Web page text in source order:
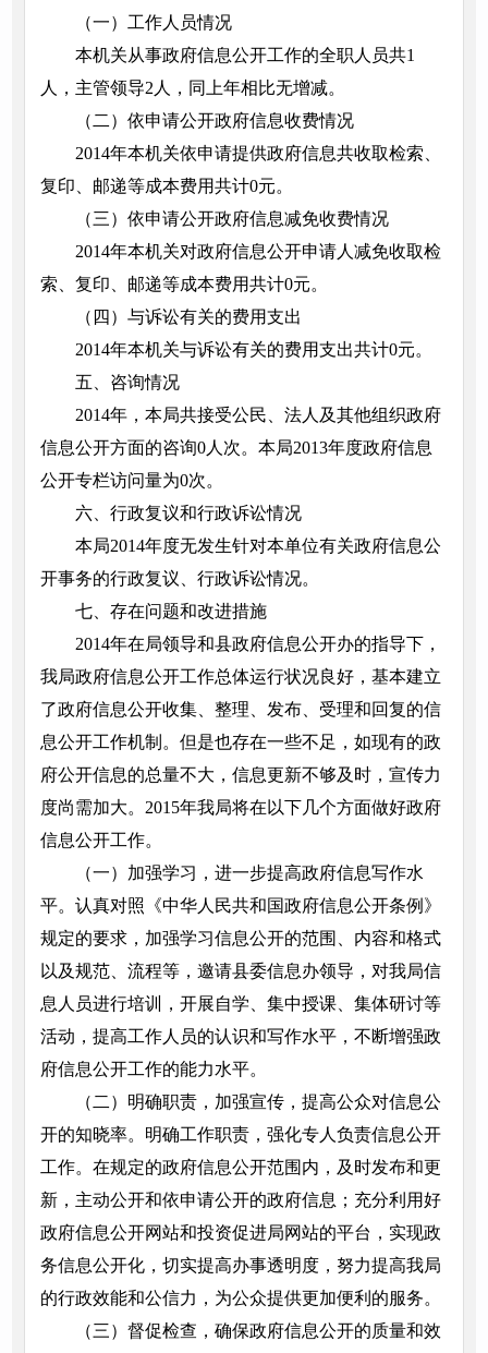
（一）工作人员情况
本机关从事政府信息公开工作的全职人员共1
人，主管领导2人，同上年相比无增减。
（二）依申请公开政府信息收费情况
2014年本机关依申请提供政府信息共收取检索、
复印、邮递等成本费用共计0元。
（三）依申请公开政府信息减免收费情况
2014年本机关对政府信息公开申请人减免收取检
索、复印、邮递等成本费用共计0元。
（四）与诉讼有关的费用支出
2014年本机关与诉讼有关的费用支出共计0元。
五、咨询情况
2014年，本局共接受公民、法人及其他组织政府
信息公开方面的咨询0人次。本局2013年度政府信息
公开专栏访问量为0次。
六、行政复议和行政诉讼情况
本局2014年度无发生针对本单位有关政府信息公
开事务的行政复议、行政诉讼情况。
七、存在问题和改进措施
2014年在局领导和县政府信息公开办的指导下，
我局政府信息公开工作总体运行状况良好，基本建立
了政府信息公开收集、整理、发布、受理和回复的信
息公开工作机制。但是也存在一些不足，如现有的政
府公开信息的总量不大，信息更新不够及时，宣传力
度尚需加大。2015年我局将在以下几个方面做好政府
信息公开工作。
（一）加强学习，进一步提高政府信息写作水
平。认真对照《中华人民共和国政府信息公开条例》
规定的要求，加强学习信息公开的范围、内容和格式
以及规范、流程等，邀请县委信息办领导，对我局信
息人员进行培训，开展自学、集中授课、集体研讨等
活动，提高工作人员的认识和写作水平，不断增强政
府信息公开工作的能力水平。
（二）明确职责，加强宣传，提高公众对信息公
开的知晓率。明确工作职责，强化专人负责信息公开
工作。在规定的政府信息公开范围内，及时发布和更
新，主动公开和依申请公开的政府信息；充分利用好
政府信息公开网站和投资促进局网站的平台，实现政
务信息公开化，切实提高办事透明度，努力提高我局
的行政效能和公信力，为公众提供更加便利的服务。
（三）督促检查，确保政府信息公开的质量和效